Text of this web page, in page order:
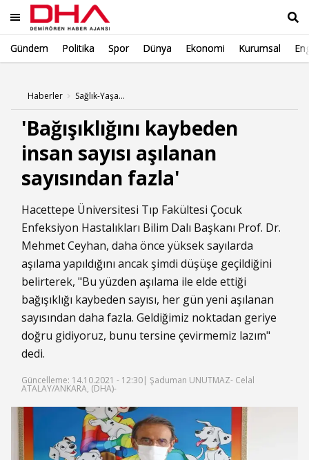
Gündem Politika Spor Dünya Ekonomi Kurumsal
Haberler Sağlık-Yaşam Haberleri
'Bağışıklığını kaybeden
insan sayısı aşılanan
sayısından fazla'
Hacettepe Üniversitesi Tıp Fakültesi Çocuk
Enfeksiyon Hastalıkları Bilim Dalı Başkanı Prof. Dr.
Mehmet Ceyhan, daha önce yüksek sayılarda
aşılama yapıldığını ancak şimdi düşüşe geçildiğini
belirterek, "Bu yüzden aşılama ile elde ettiği
bağışıklığı kaybeden sayısı, her gün yeni aşılanan
sayısından daha fazla. Geldiğimiz noktadan geriye
doğru gidiyoruz, bunu tersine çevirmemiz lazım"
dedi.
Güncelleme: 14.10.2021 - 12:30| Şaduman UNUTMAZ- Celal
ATALAY/ANKARA, (DHA)-